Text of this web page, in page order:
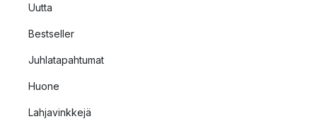
Uutta
Bestseller
Juhlatapahtumat
Huone
Lahjavinkkejä